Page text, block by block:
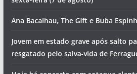
Ana Bacalhau, The Gift e Buba
Jovem em estado grave após salto
resgatado pelo salva-vida de